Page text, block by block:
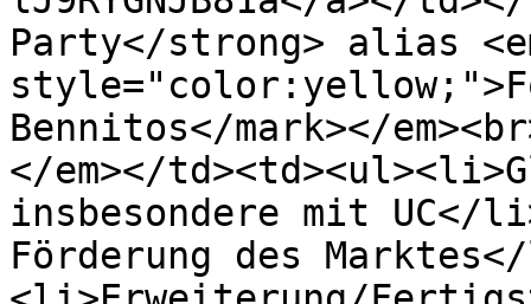
Party</strong> alias
Bennitos</mark></
</em></
insbesondere mit UC</
Förderung des